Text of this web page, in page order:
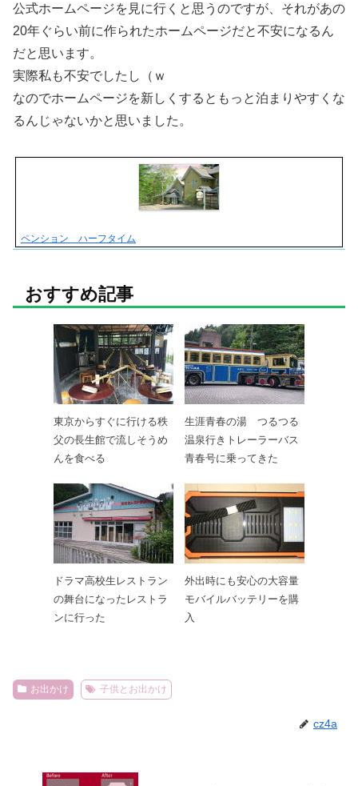
公式ホームページを見に行くと思うのですが、それがあの
20年ぐらい前に作られたホームページだと不安になるん
だと思います。
実際私も不安でしたし（ｗ
なのでホームページを新しくするともっと泊まりやすくな
るんじゃないかと思いました。
ペンション ハーフタイム
おすすめ記事
東京からすぐに行ける秩
父の長生館で流しそうめ
んを食べる
生涯青春の湯 つるつる
温泉行きトレーラーバス
青春号に乗ってきた
ドラマ高校生レストラン
の舞台になったレストラ
ンに行った
外出時にも安心の大容量
モバイルバッテリーを購
入
お出かけ 子供とお出かけ
cz4a